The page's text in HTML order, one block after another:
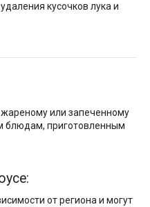
кусочков лука и
или запеченному
блюдам, приготовленным
от региона и могут